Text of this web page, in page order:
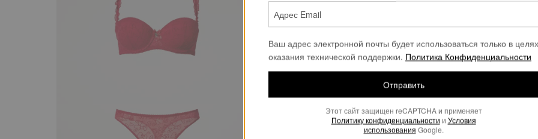
Ваш адрес электронной почты будет использоваться только в целях
оказания технической поддержки. Политика Конфиденциальности
Отправить
Этот сайт защищен reCAPTCHA и применяет
Политику конфиденциальности и Условия
использования Google.